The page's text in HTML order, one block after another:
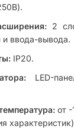
2
и ввода-вывода.
IP20.
LED-
от